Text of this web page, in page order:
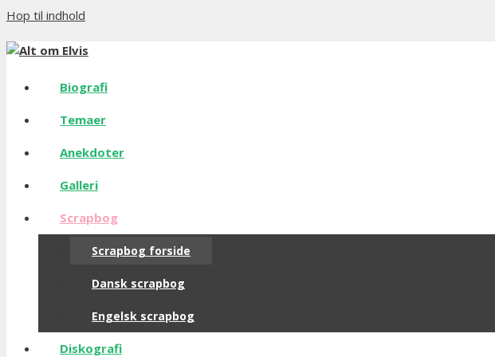
Hop til indhold
Biografi
Temaer
Anekdoter
Galleri
Scrapbog
Scrapbog forside
Dansk scrapbog
Engelsk scrapbog
Diskografi